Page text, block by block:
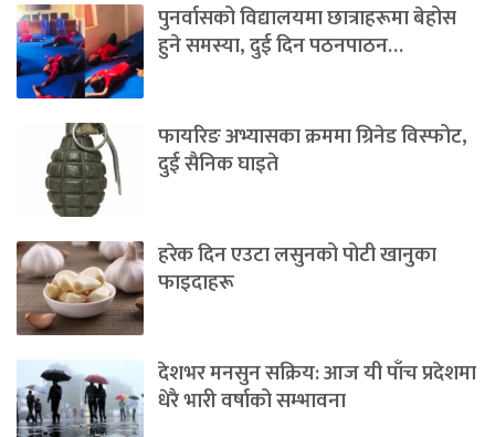
पुनर्वासको विद्यालयमा छात्राहरूमा बेहोस
हुने समस्या, दुई दिन पठनपाठन…
फायरिङ अभ्यासका क्रममा ग्रिनेड विस्फोट,
दुई सैनिक घाइते
हरेक दिन एउटा लसुनको पोटी खानुका
फाइदाहरू
देशभर मनसुन सक्रिय: आज यी पाँच प्रदेशमा
धेरै भारी वर्षाको सम्भावना